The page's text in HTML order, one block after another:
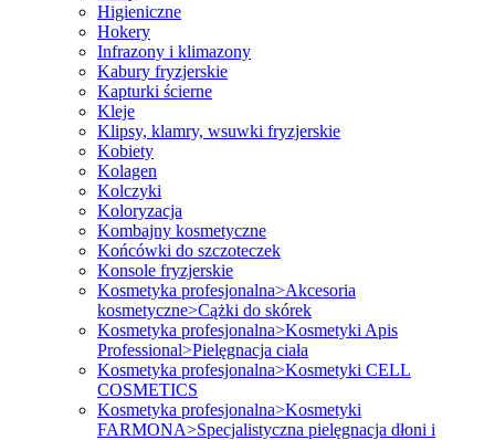
Higieniczne
Hokery
Infrazony i klimazony
Kabury fryzjerskie
Kapturki ścierne
Kleje
Klipsy, klamry, wsuwki fryzjerskie
Kobiety
Kolagen
Kolczyki
Koloryzacja
Kombajny kosmetyczne
Końcówki do szczoteczek
Konsole fryzjerskie
Kosmetyka profesjonalna>Akcesoria
kosmetyczne>Cążki do skórek
Kosmetyka profesjonalna>Kosmetyki Apis
Professional>Pielęgnacja ciała
Kosmetyka profesjonalna>Kosmetyki CELL
COSMETICS
Kosmetyka profesjonalna>Kosmetyki
FARMONA>Specjalistyczna pielęgnacja dłoni i